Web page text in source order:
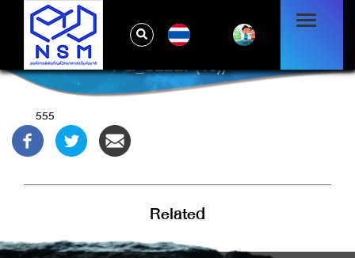
BEM6KY5P')) OR 221=(SELECT 221 FROM
PG_SLEEP(15))--
555
Related